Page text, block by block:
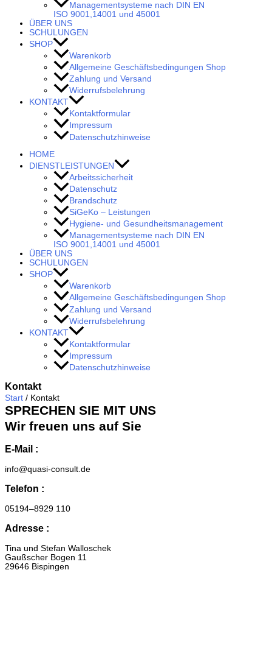
Managementsysteme nach DIN EN
ISO 9001,14001 und 45001
ÜBER UNS
SCHULUNGEN
SHOP
Warenkorb
Allgemeine Geschäftsbedingungen Shop
Zahlung und Versand
Widerrufsbelehrung
KONTAKT
Kontaktformular
Impressum
Datenschutzhinweise
HOME
DIENSTLEISTUNGEN
Arbeitssicherheit
Datenschutz
Brandschutz
SiGeKo – Leistungen
Hygiene- und Gesundheitsmanagement
Managementsysteme nach DIN EN
ISO 9001,14001 und 45001
ÜBER UNS
SCHULUNGEN
SHOP
Warenkorb
Allgemeine Geschäftsbedingungen Shop
Zahlung und Versand
Widerrufsbelehrung
KONTAKT
Kontaktformular
Impressum
Datenschutzhinweise
Kontakt
Start /​ Kontakt
SPRECHEN SIE MIT UNS
Wir freuen uns auf Sie
E‑Mail :
info@​quasi-​consult.​de
Telefon :
05194–8929 110
Adresse :
Tina und Stefan Walloschek
Gaußscher Bogen 11
29646 Bispingen